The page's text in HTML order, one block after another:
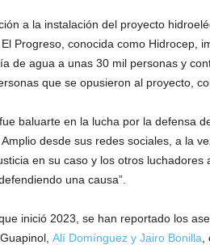
a la instalación del proyecto
Progreso, conocida como Hidrocep,
de agua a unas 30 mil personas y
que se opusieron al proyecto,
baluarte en la lucha por la defensa
desde sus redes sociales, a la
en su caso y los otros luchadores
una causa”.
inició 2023, se han reportado los
Alí Domínguez y Jairo Bonilla